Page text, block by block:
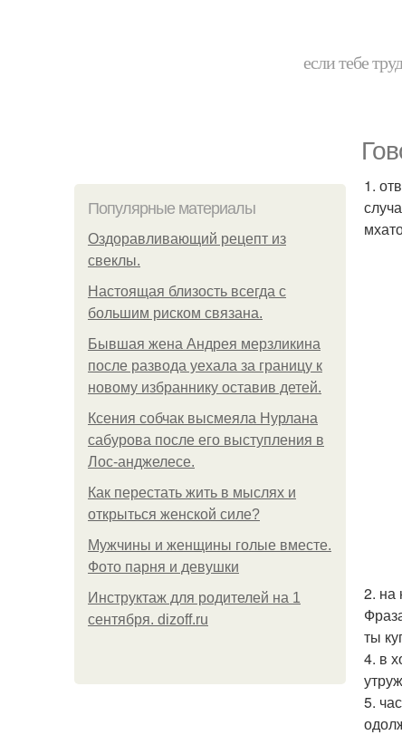
если тебе
Популярные материалы
Оздоравливающий рецепт из
свеклы.
Hacтоящая близость всегда с
большим риском связана.
Бывшая жена Андрея мерзликина
после развода уехала за границу к
новому избраннику оставив детей.
Ксения собчак высмеяла Нурлана
сабурова после его выступления в
Лос-анджелесе.
Как перестать жить в мыслях и
открыться женской силе?
Мужчины и женщины голые вместе.
Фото парня и девушки
Инструктаж для родителей на 1
сентября. dizoff.ru
1.
2. на
ты
4. в
5.